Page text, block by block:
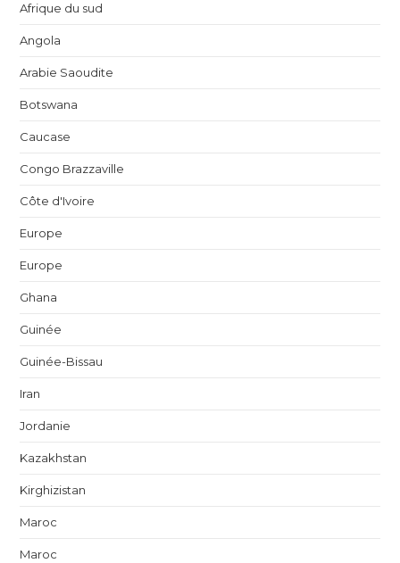
Afrique du sud
Angola
Arabie Saoudite
Botswana
Caucase
Congo Brazzaville
Côte d'Ivoire
Europe
Europe
Ghana
Guinée
Guinée-Bissau
Iran
Jordanie
Kazakhstan
Kirghizistan
Maroc
Maroc